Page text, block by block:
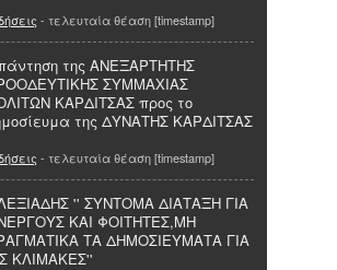
- τελευταία θέαση [timestamp]
της ΑΝΕΞΑΡΤΗΤΗΣ
ΣΥΜΜΑΧΙΑΣ
ΚΑΡΔΙΤΣΑΣ προς το
της ΔΥΝΑΤΗΣ ΚΑΡΔΙΤΣΑΣ
- τελευταία θέαση [timestamp]
'' ΣΥΝΤΟΜΑ ΔΙΑΤΑΞΗ ΓΙΑ
ΚΑΙ ΦΟΙΤΗΤΕΣ,ΜΗ
ΤΑ ΔΗΜΟΣΙΕΥΜΑΤΑ ΓΙΑ
ΚΛΙΜΑΚΕΣ''